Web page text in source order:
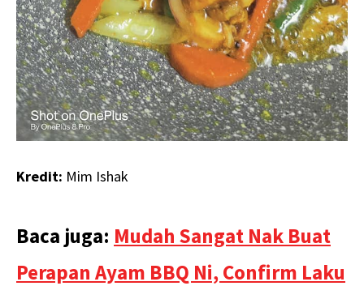
Kredit: Mim Ishak
Baca juga: Mudah Sangat Nak Buat
Perapan Ayam BBQ Ni, Confirm Laku